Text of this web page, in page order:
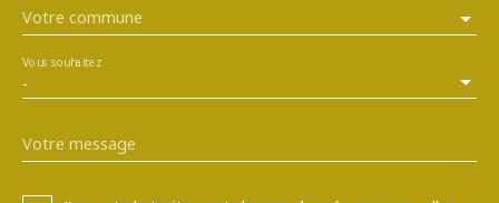
Votre commune
-
Vous souhaitez
Votre message